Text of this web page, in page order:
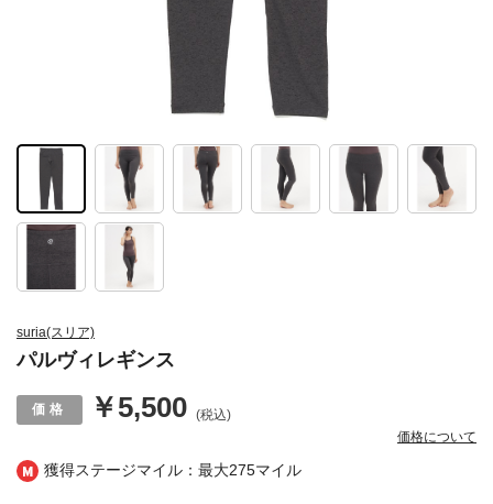
獲得ステージマイル：最大275マイル
suria(スリア)
パルヴィレギンス
￥5,500 (税込)
価格について